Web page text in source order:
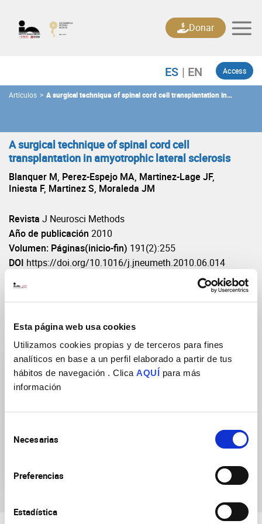
Esta página web usa cookies
Utilizamos cookies propias y de terceros para fines
analíticos en base a un perfil elaborado a partir de tus
hábitos de navegación . Clica AQUÍ para más
información
Necesarias
Preferencias
Estadística
content
Access
Donar
Artículos > A surgical technique of spinal cord cell transplantation in
A surgical technique of spinal cord cell
transplantation in amyotrophic lateral sclerosis
Blanquer M, Perez-Espejo MA, Martinez-Lage JF,
Iniesta F, Martinez S, Moraleda JM
Revista J Neurosci Methods
Año de publicación 2010
Volumen: Páginas(inicio-fin) 191(2):255
DOI https://doi.org/10.1016/j.jneumeth.2010.06.014
Grupos de Investigación
enfermedades mentales,